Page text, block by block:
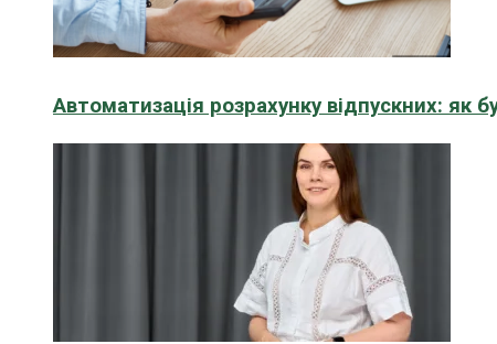
Автоматизація розрахунку відпускних: як